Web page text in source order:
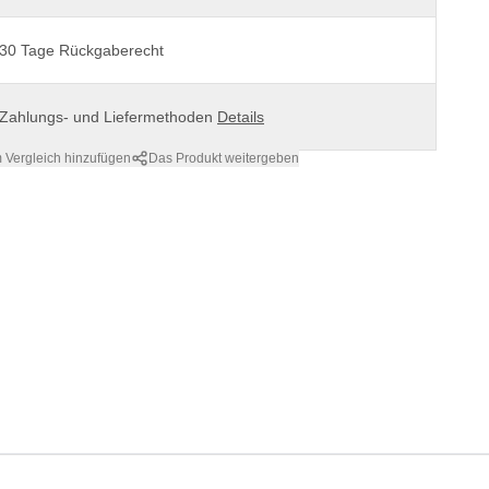
30 Tage Rückgaberecht
Zahlungs- und Liefermethoden Details
Vergleich hinzufügen Das Produkt weitergeben